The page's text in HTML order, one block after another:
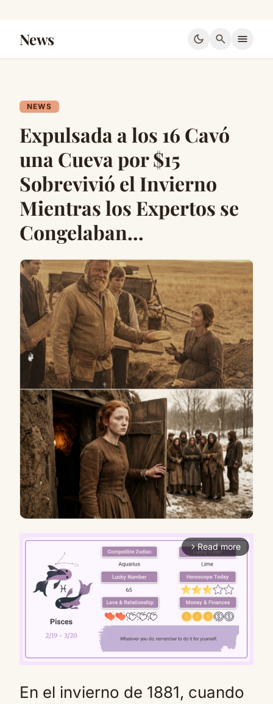
News dark_mode search menu
NEWS
Expulsada a los 16 Cavó
una Cueva por $15
Sobrevivió el Invierno
Mientras los Expertos se
Congelaban…
arrow_forward_ios Read more
Mute
En el invierno de 1881, cuando